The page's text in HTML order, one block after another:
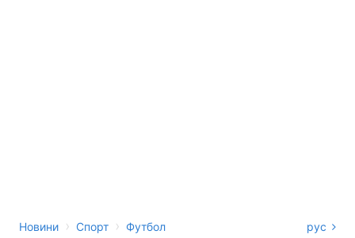
Новини › Спорт › Футбол рус